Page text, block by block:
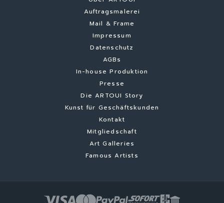
Auftragsmalerei
Mail & Frame
Impressum
Datenschutz
AGBs
In-house Produktion
Presse
Die ARTOUI Story
Kunst für Geschäftskunden
Kontakt
Mitgliedschaft
Art Galleries
Famous Artists